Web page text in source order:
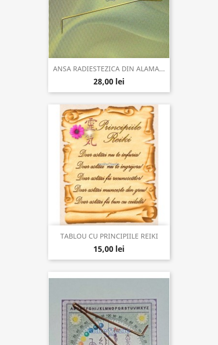
ANSA RADIESTEZICA DIN ALAMA...
28,00 lei
TABLOU CU PRINCIPIILE REIKI
15,00 lei